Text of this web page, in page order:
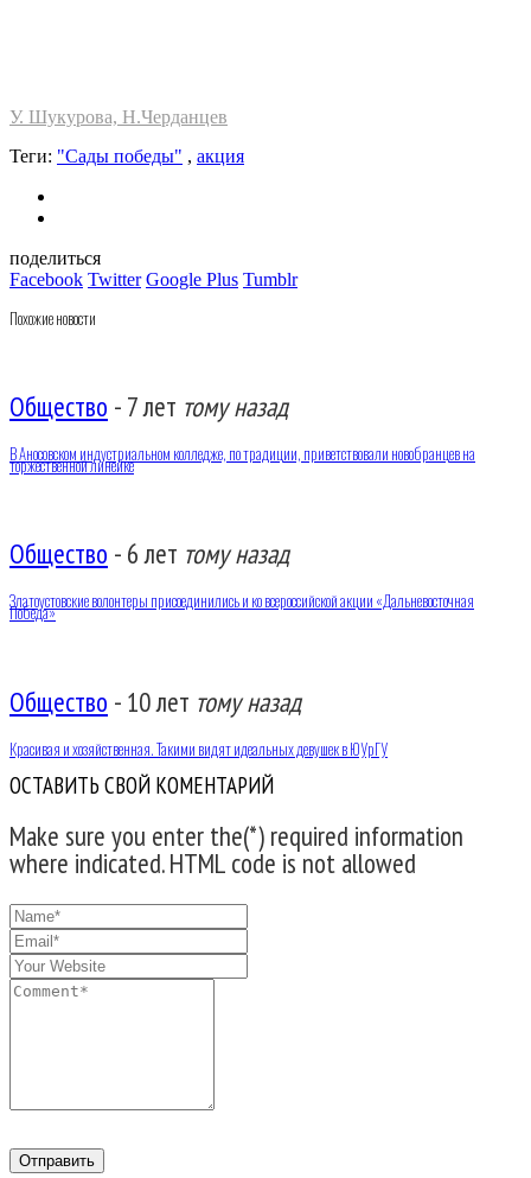
У. Шукурова, Н.Черданцев
Теги: "Сады победы" , акция
поделиться
Facebook Twitter Google Plus Tumblr
Похожие новости
Общество - 7 лет тому назад
В Аносовском индустриальном колледже, по традиции, приветствовали новобранцев на
торжественной линейке
Общество - 6 лет тому назад
Златоустовские волонтеры присоединились и ко всероссийской акции «Дальневосточная
Победа»
Общество - 10 лет тому назад
Красивая и хозяйственная. Такими видят идеальных девушек в ЮУрГУ
ОСТАВИТЬ СВОЙ КОМЕНТАРИЙ
Make sure you enter the(*) required information
where indicated. HTML code is not allowed